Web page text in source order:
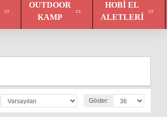
OUTDOOR
KAMP
HOBI EL
ALETLERI
Göster: